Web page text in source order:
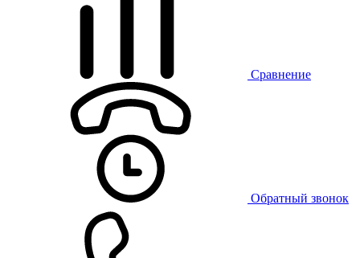
Сравнение
Обратный звонок